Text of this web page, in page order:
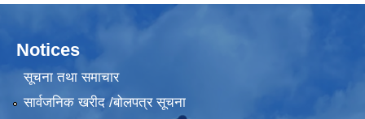
Notices
सूचना तथा समाचार
सार्वजनिक खरीद /बोलपत्र सूचना